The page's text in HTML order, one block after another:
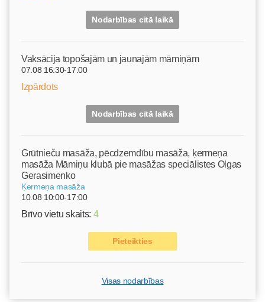
Nodarbības citā laikā
Vaksācija topošajām un jaunajām māmiņām
07.08 16:30-17:00
Izpārdots
Nodarbības citā laikā
Grūtnieču masāža, pēcdzemdību masāža, ķermeņa
masāža Māmiņu klubā pie masāžas speciālistes Olgas
Gerasimenko
Ķermeņa masāža
10.08 10:00-17:00
Brīvo vietu skaits: 4
Pieteikties
Visas nodarbības